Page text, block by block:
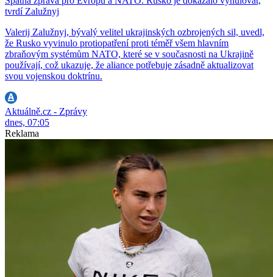
tvrdí Zalužnyj
Valerij Zalužnyj, bývalý velitel ukrajinských ozbrojených sil, uvedl,
že Rusko vyvinulo protiopatření proti téměř všem hlavním
zbraňovým systémům NATO, které se v současnosti na Ukrajině
používají, což ukazuje, že aliance potřebuje zásadně aktualizovat
svou vojenskou doktrínu.
Aktuálně.cz - Zprávy
dnes, 07:05
Reklama